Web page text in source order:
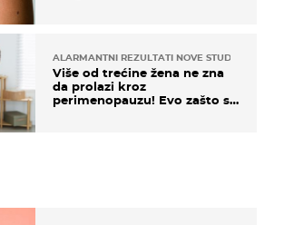
ALARMANTNI REZULTATI NOVE STUDIJE
Više od trećine žena ne zna
da prolazi kroz
perimenopauzu! Evo zašto su